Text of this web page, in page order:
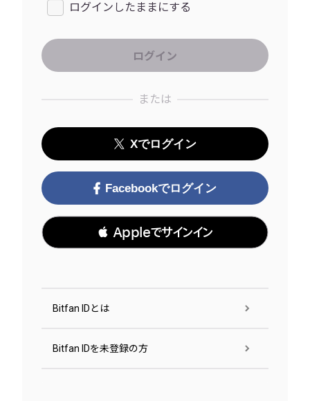
ログインしたままにする
または
Xでログイン
Facebookでログイン
 Appleでサインイン
Bitfan IDとは
Bitfan IDを未登録の方